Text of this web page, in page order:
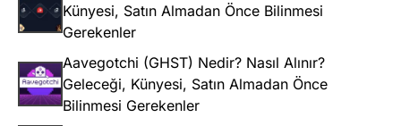
Künyesi, Satın Almadan Önce Bilinmesi
Gerekenler
Aavegotchi (GHST) Nedir? Nasıl Alınır?
Geleceği, Künyesi, Satın Almadan Önce
Bilinmesi Gerekenler